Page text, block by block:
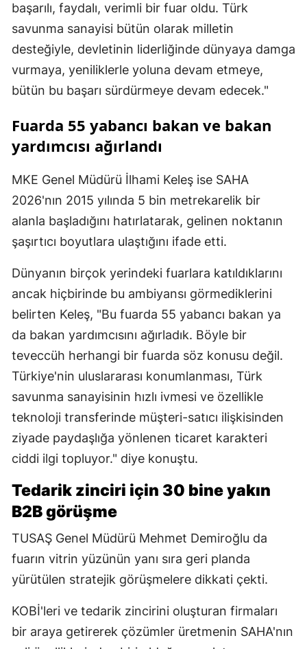
başarılı, faydalı, verimli bir fuar oldu. Türk
savunma sanayisi bütün olarak milletin
desteğiyle, devletinin liderliğinde dünyaya damga
vurmaya, yeniliklerle yoluna devam etmeye,
bütün bu başarı sürdürmeye devam edecek."
Fuarda 55 yabancı bakan ve bakan
yardımcısı ağırlandı
MKE Genel Müdürü İlhami Keleş ise SAHA
2026'nın 2015 yılında 5 bin metrekarelik bir
alanla başladığını hatırlatarak, gelinen noktanın
şaşırtıcı boyutlara ulaştığını ifade etti.
Dünyanın birçok yerindeki fuarlara katıldıklarını
ancak hiçbirinde bu ambiyansı görmediklerini
belirten Keleş, "Bu fuarda 55 yabancı bakan ya
da bakan yardımcısını ağırladık. Böyle bir
teveccüh herhangi bir fuarda söz konusu değil.
Türkiye'nin uluslararası konumlanması, Türk
savunma sanayisinin hızlı ivmesi ve özellikle
teknoloji transferinde müşteri-satıcı ilişkisinden
ziyade paydaşlığa yönlenen ticaret karakteri
ciddi ilgi topluyor." diye konuştu.
Tedarik zinciri için 30 bine yakın
B2B görüşme
TUSAŞ Genel Müdürü Mehmet Demiroğlu da
fuarın vitrin yüzünün yanı sıra geri planda
yürütülen stratejik görüşmelere dikkati çekti.
KOBİ'leri ve tedarik zincirini oluşturan firmaları
bir araya getirerek çözümler üretmenin SAHA'nın